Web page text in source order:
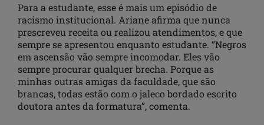
Para a estudante, esse é mais um episódio de
racismo institucional. Ariane afirma que nunca
prescreveu receita ou realizou atendimentos, e que
sempre se apresentou enquanto estudante. “Negros
em ascensão vão sempre incomodar. Eles vão
sempre procurar qualquer brecha. Porque as
minhas outras amigas da faculdade, que são
brancas, todas estão com o jaleco bordado escrito
doutora antes da formatura”, comenta.